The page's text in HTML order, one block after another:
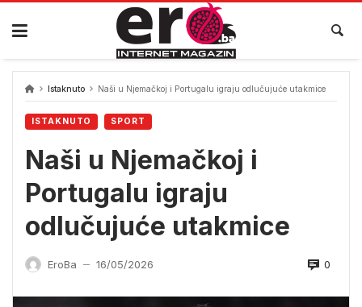
Skip
content
Istaknuto Naši u Njemačkoj i Portugalu igraju odlučujuće utakmice
ISTAKNUTO SPORT
Naši u Njemačkoj i
Portugalu igraju
odlučujuće utakmice
EroBa — 16/05/2026 0